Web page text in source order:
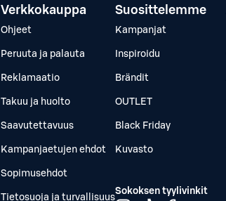
Verkkokauppa
Ohjeet
Peruuta ja palauta
Reklamaatio
Takuu ja huolto
Saavutettavuus
Kampanjaetujen ehdot
Sopimusehdot
Tietosuoja ja turvallisuus
Suosittelemme
Kampanjat
Inspiroidu
Brändit
OUTLET
Black Friday
Kuvasto
Sokoksen tyylivinkit